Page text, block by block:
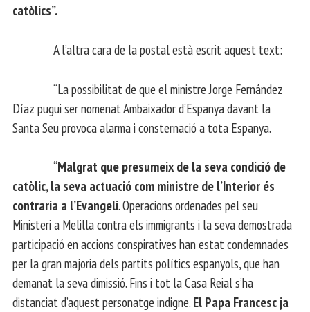
catòlics”.
A l’altra cara de la postal està escrit aquest text:
“La possibilitat de que el ministre Jorge Fernández
Díaz pugui ser nomenat Ambaixador d’Espanya davant la
Santa Seu provoca alarma i consternació a tota Espanya.
“Malgrat que presumeix de la seva condició de
catòlic, la seva actuació com ministre de l’Interior és
contraria a l’Evangeli. Operacions ordenades pel seu
Ministeri a Melilla contra els immigrants i la seva demostrada
participació en accions conspiratives han estat condemnades
per la gran majoria dels partits polítics espanyols, que han
demanat la seva dimissió. Fins i tot la Casa Reial s’ha
distanciat d’aquest personatge indigne. El Papa Francesc ja